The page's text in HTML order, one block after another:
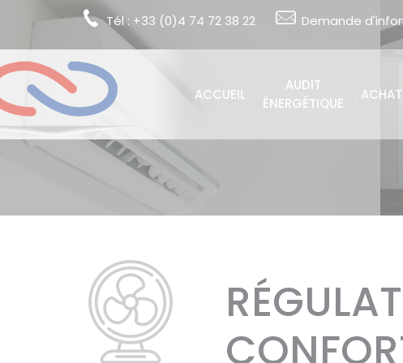
Tél : +33 (0)4 74 72 38 22 Demande
ACCUEIL
AUDIT
ÉNERGÉTIQUE
ACHAT
Cookies management panel